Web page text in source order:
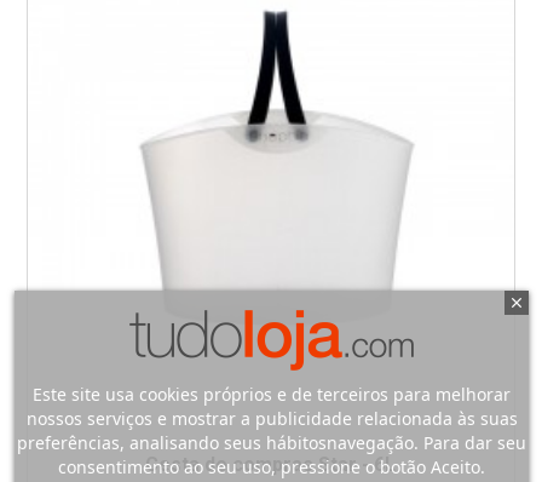
Cesta de compras Star - 6L
Este site usa cookies próprios e de terceiros para melhorar
nossos serviços e mostrar a publicidade relacionada às suas
preferências, analisando seus hábitosnavegação. Para dar seu
consentimento ao seu uso, pressione o botão Aceito.